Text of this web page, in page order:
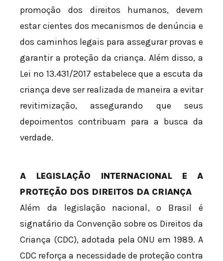
promoção dos direitos humanos, devem
estar cientes dos mecanismos de denúncia e
dos caminhos legais para assegurar provas e
garantir a proteção da criança. Além disso, a
Lei nº 13.431/2017 estabelece que a escuta da
criança deve ser realizada de maneira a evitar
revitimização, assegurando que seus
depoimentos contribuam para a busca da
verdade.
A LEGISLAÇÃO INTERNACIONAL E A
PROTEÇÃO DOS DIREITOS DA CRIANÇA
Além da legislação nacional, o Brasil é
signatário da Convenção sobre os Direitos da
Criança (CDC), adotada pela ONU em 1989. A
CDC reforça a necessidade de proteção contra